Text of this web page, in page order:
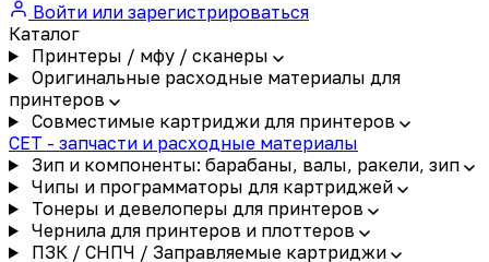
Войти или зарегистрироваться
Каталог
Принтеры / мфу / сканеры
Оригинальные расходные материалы для
принтеров
Совместимые картриджи для принтеров
CET - запчасти и расходные материалы
Зип и компоненты: барабаны, валы, ракели, зип
Чипы и программаторы для картриджей
Тонеры и девелоперы для принтеров
Чернила для принтеров и плоттеров
ПЗК / СНПЧ / Заправляемые картриджи